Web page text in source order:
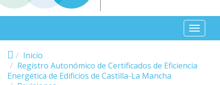
Toggle
Inicio
Registro Autonómico de Certificados de Eficiencia
Energética de Edificios de Castilla-La Mancha